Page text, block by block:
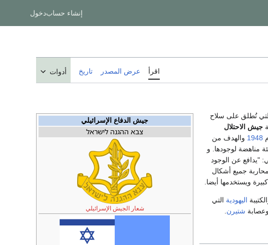
إنشاء حسابدخول
اقرأ عرض المصدر تاريخ أدوات
جيش الدفاع الإسرائيلي
צבא ההגנה לישראל
شعار الجيش الإسرائيلي
تُطلق على سلاح
جيش الاحتلال
1948 والهدف من
مناهضة لوجودها. و
"يدافع عن الوجود
جميع أشكال
ويستخدمها أيضا.
اليهودية التي
وعصابة شتيرن